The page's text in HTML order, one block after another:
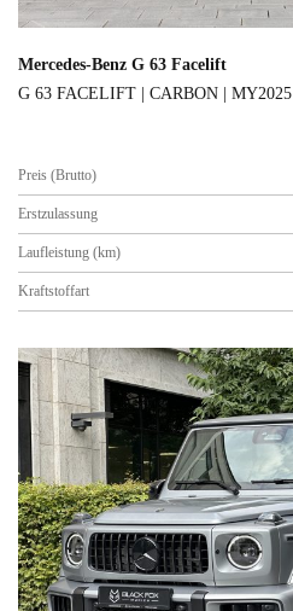
Mercedes-Benz G 63 Facelift
G 63 FACELIFT | CARBON | MY2025
Preis (Brutto)
Erstzulassung
Laufleistung (km)
Kraftstoffart